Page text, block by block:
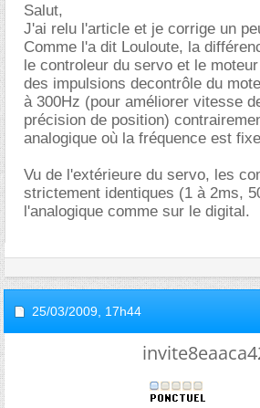
Salut,
J'ai relu l'article et je corrige un
Comme l'a dit Louloute, la
le controleur du servo et le
des impulsions decontrôle du
à 300Hz (pour améliorer vitesse
précision de position)
analogique où la fréquence est
Vu de l'extérieure du servo, les
strictement identiques (1 à 2ms,
l'analogique comme sur le digital.
25/03/2009, 17h44